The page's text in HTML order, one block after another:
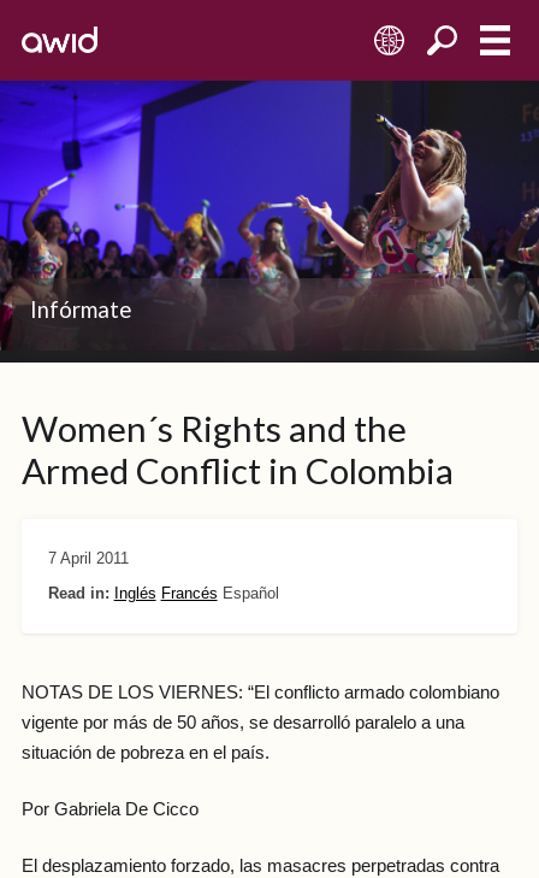
ES
Infórmate
Women´s Rights and the
Armed Conflict in Colombia
7 April 2011
Read in: Inglés Francés Español
NOTAS DE LOS VIERNES: “El conflicto armado colombiano
vigente por más de 50 años, se desarrolló paralelo a una
situación de pobreza en el país.
Por Gabriela De Cicco
El desplazamiento forzado, las masacres perpetradas contra